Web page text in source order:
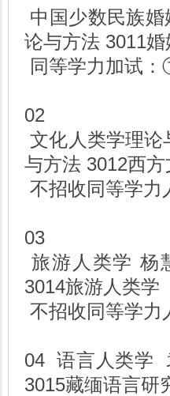
中国少数民族
论与方法 3011
同等学力加试
02
文化人类学理
与方法 3012西
不招收同等学力
03
旅游人类学
3014旅游人类学
不招收同等学力
04 语言人类学
3015藏缅语言研